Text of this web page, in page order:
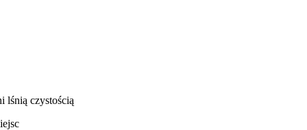
lśnią czystością